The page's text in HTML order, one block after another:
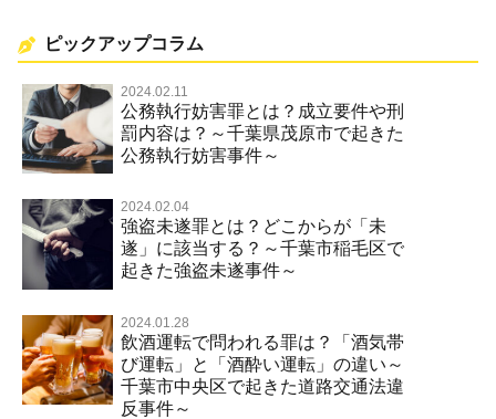
ピックアップコラム
2024.02.11
公務執行妨害罪とは？成立要件や刑
罰内容は？～千葉県茂原市で起きた
公務執行妨害事件～
2024.02.04
強盗未遂罪とは？どこからが「未
遂」に該当する？～千葉市稲毛区で
起きた強盗未遂事件～
2024.01.28
飲酒運転で問われる罪は？「酒気帯
び運転」と「酒酔い運転」の違い～
千葉市中央区で起きた道路交通法違
反事件～